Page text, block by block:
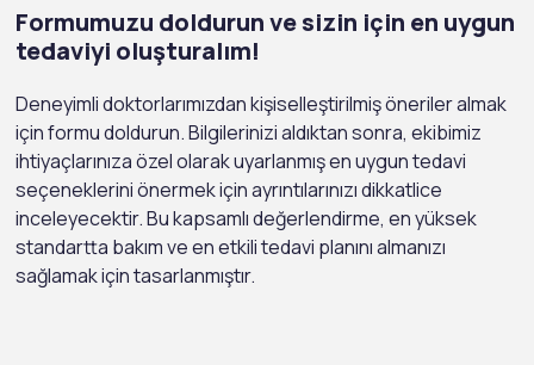
Formumuzu doldurun ve sizin için en uygun
tedaviyi oluşturalım!
Deneyimli doktorlarımızdan kişiselleştirilmiş öneriler almak
için formu doldurun. Bilgilerinizi aldıktan sonra, ekibimiz
ihtiyaçlarınıza özel olarak uyarlanmış en uygun tedavi
seçeneklerini önermek için ayrıntılarınızı dikkatlice
inceleyecektir. Bu kapsamlı değerlendirme, en yüksek
standartta bakım ve en etkili tedavi planını almanızı
sağlamak için tasarlanmıştır.